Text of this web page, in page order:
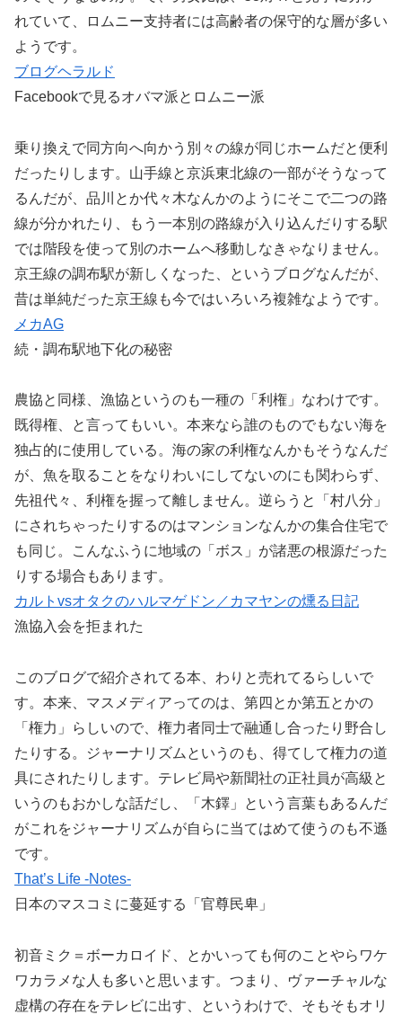
れていて、ロムニー支持者には高齢者の保守的な層が多い
ようです。
ブログヘラルド
Facebookで見るオバマ派とロムニー派
乗り換えで同方向へ向かう別々の線が同じホームだと便利
だったりします。山手線と京浜東北線の一部がそうなって
るんだが、品川とか代々木なんかのようにそこで二つの路
線が分かれたり、もう一本別の路線が入り込んだりする駅
では階段を使って別のホームへ移動しなきゃなりません。
京王線の調布駅が新しくなった、というブログなんだが、
昔は単純だった京王線も今ではいろいろ複雑なようです。
メカAG
続・調布駅地下化の秘密
農協と同様、漁協というのも一種の「利権」なわけです。
既得権、と言ってもいい。本来なら誰のものでもない海を
独占的に使用している。海の家の利権なんかもそうなんだ
が、魚を取ることをなりわいにしてないのにも関わらず、
先祖代々、利権を握って離しません。逆らうと「村八分」
にされちゃったりするのはマンションなんかの集合住宅で
も同じ。こんなふうに地域の「ボス」が諸悪の根源だった
りする場合もあります。
カルトvsオタクのハルマゲドン／カマヤンの燻る日記
漁協入会を拒まれた
このブログで紹介されてる本、わりと売れてるらしいで
す。本来、マスメディアってのは、第四とか第五とかの
「権力」らしいので、権力者同士で融通し合ったり野合し
たりする。ジャーナリズムというのも、得てして権力の道
具にされたりします。テレビ局や新聞社の正社員が高級と
いうのもおかしな話だし、「木鐸」という言葉もあるんだ
がこれをジャーナリズムが自らに当てはめて使うのも不遜
です。
That’s Life -Notes-
日本のマスコミに蔓延する「官尊民卑」
初音ミク＝ボーカロイド、とかいっても何のことやらワケ
ワカラメな人も多いと思います。つまり、ヴァーチャルな
虚構の存在をテレビに出す、というわけで、そもそもオリ